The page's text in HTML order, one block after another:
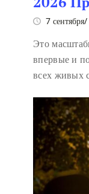
7
Это
впервые и
всех живых